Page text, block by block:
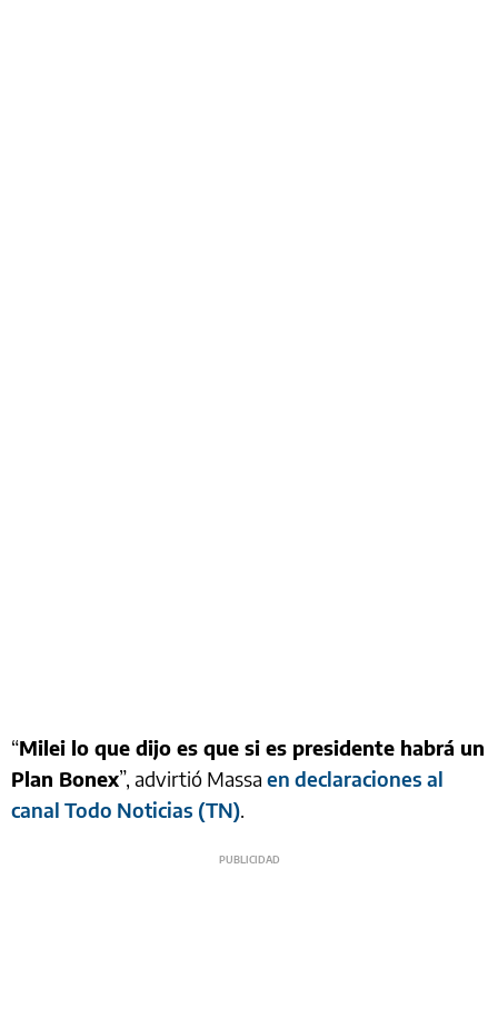
“Milei lo que dijo es que si es presidente habrá un
Plan Bonex”, advirtió Massa en declaraciones al
canal Todo Noticias (TN).